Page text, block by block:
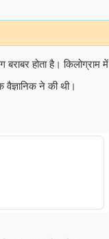
होता है। किलोग्राम में
वैज्ञानिक ने की थी।